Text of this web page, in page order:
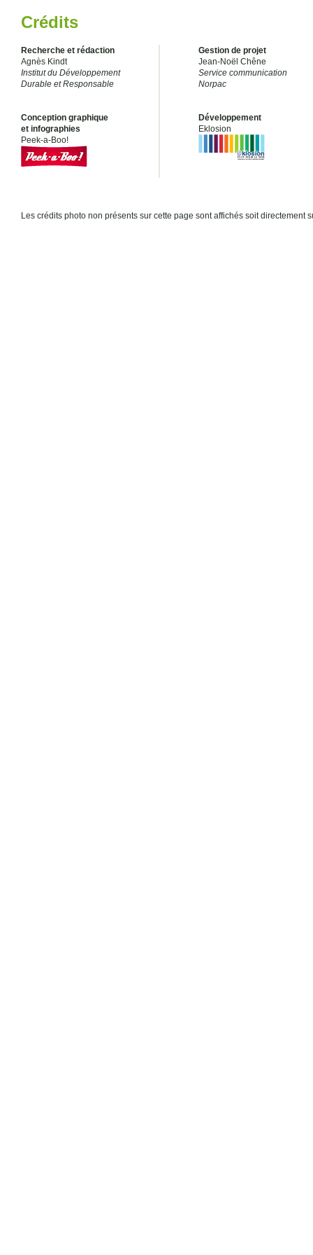
Crédits
Recherche et rédaction
Agnès Kindt
Institut du Développement
Durable et Responsable
Conception graphique
et infographies
Peek-a-Boo!
Gestion de projet
Jean-Noël Chêne
Service communication
Norpac
Développement
Eklosion
Les crédits photo non présents sur cette page sont affichés soit directement